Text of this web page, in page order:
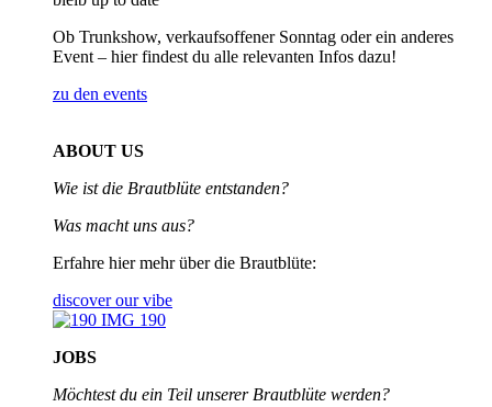
Ob Trunkshow, verkaufsoffener Sonntag oder ein anderes
Event – hier findest du alle relevanten Infos dazu!
zu den events
ABOUT US
Wie ist die Brautblüte entstanden?
Was macht uns aus?
Erfahre hier mehr über die Brautblüte:
discover our vibe
JOBS
Möchtest du ein Teil unsererBrautblüte werden?